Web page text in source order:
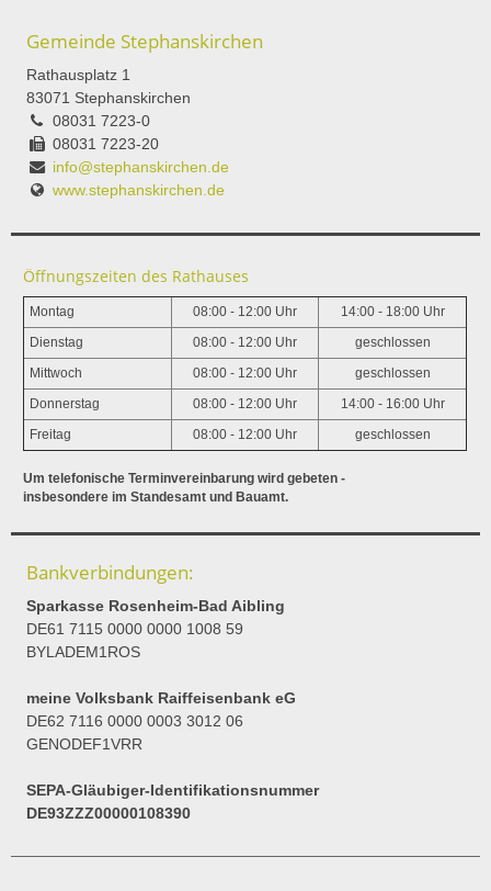
Gemeinde Stephanskirchen
Rathausplatz 1
83071 Stephanskirchen
08031 7223-0
08031 7223-20
info@stephanskirchen.de
www.stephanskirchen.de
Öffnungszeiten des Rathauses
Montag 08:00 - 12:00 Uhr 14:00 - 18:00 Uhr
Dienstag 08:00 - 12:00 Uhr geschlossen
Mittwoch 08:00 - 12:00 Uhr geschlossen
Donnerstag 08:00 - 12:00 Uhr 14:00 - 16:00 Uhr
Freitag 08:00 - 12:00 Uhr geschlossen
Um telefonische Terminvereinbarung wird gebeten -
insbesondere im Standesamt und Bauamt.
Bankverbindungen:
Sparkasse Rosenheim-Bad Aibling
DE61 7115 0000 0000 1008 59
BYLADEM1ROS
meine Volksbank Raiffeisenbank eG
DE62 7116 0000 0003 3012 06
GENODEF1VRR
SEPA-Gläubiger-Identifikationsnummer
DE93ZZZ00000108390